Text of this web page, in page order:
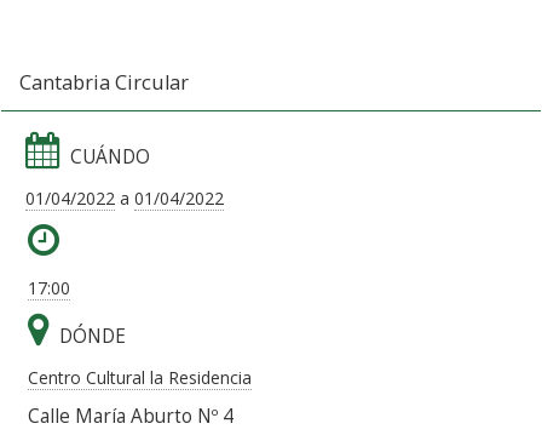
Cantabria Circular
CUÁNDO
01/04/2022 a 01/04/2022
17:00
DÓNDE
Centro Cultural la Residencia
Calle María Aburto Nº 4